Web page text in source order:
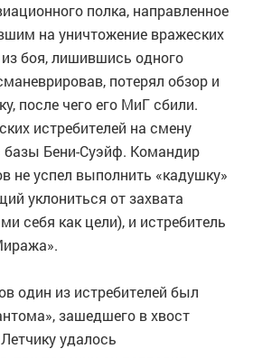
полка, направленное
на уничтожение вражеских
боя, лишившись одного
потерял обзор и
после чего его МиГ сбили.
истребителей на смену
базы Бени-Суэйф. Командир
не успел выполнить «кадушку»
уклониться от захвата
себя как цели), и истребитель
один из истребителей был
зашедшего в хвост
удалось